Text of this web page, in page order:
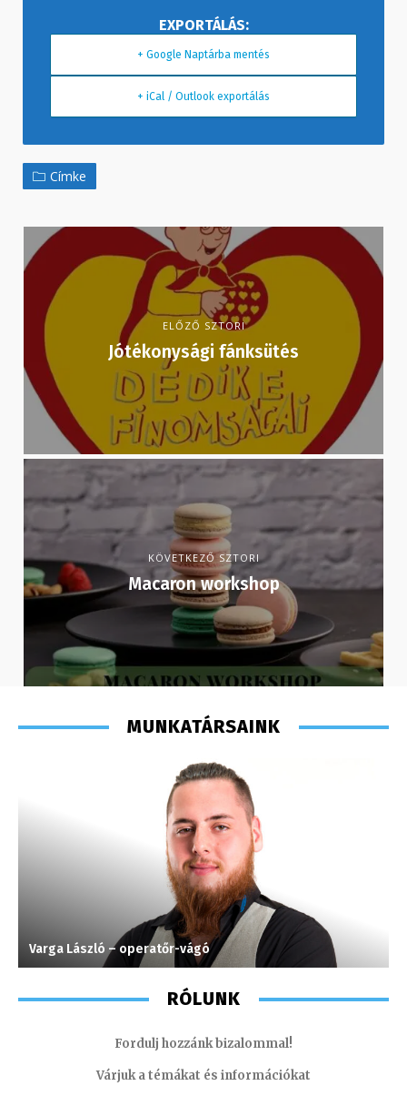
+ Google Naptárba mentés
+ iCal / Outlook exportálás
Címke
ELŐZŐ SZTORI
Jótékonysági fánksütés
KÖVETKEZŐ SZTORI
Macaron workshop
MUNKATÁRSAINK
Varga László – operatőr-vágó
RÓLUNK
Fordulj hozzánk bizalommal!
Várjuk a témákat és információkat